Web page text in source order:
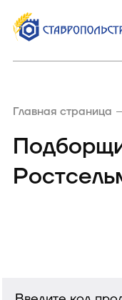
Главная страница